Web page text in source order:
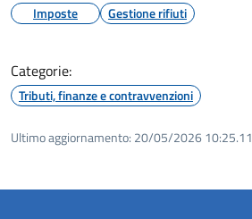
Imposte Gestione rifiuti
Categorie:
Tributi, finanze e contravvenzioni
Ultimo aggiornamento: 20/05/2026 10:25.11